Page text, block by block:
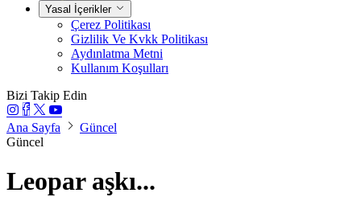
Yasal İçerikler
Çerez Politikası
Gizlilik Ve Kvkk Politikası
Aydınlatma Metni
Kullanım Koşulları
Bizi Takip Edin
Ana Sayfa
Güncel
Güncel
Leopar aşkı...